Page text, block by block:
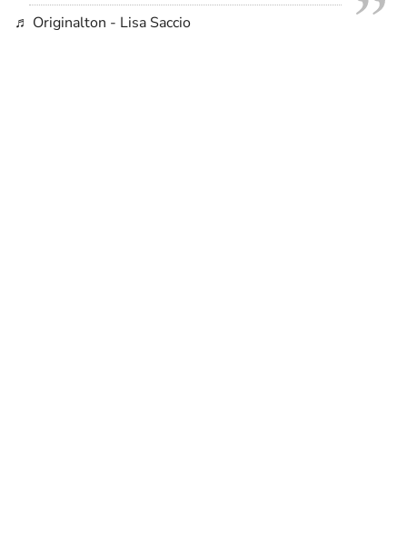
♬ Originalton - Lisa Saccio